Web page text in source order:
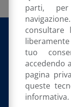
parti,
consultare
tuo
accedendo
pagina
queste
informativa.